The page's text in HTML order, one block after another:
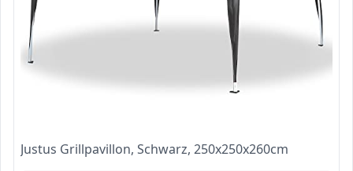
Justus Grillpavillon, Schwarz, 250x250x260cm